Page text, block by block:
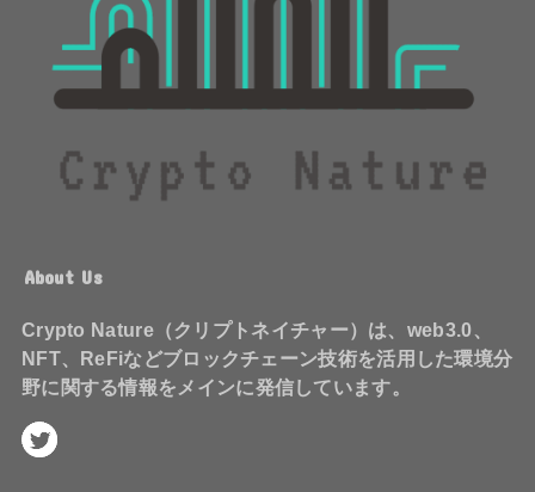
About Us
Crypto Nature（クリプトネイチャー）は、web3.0、
NFT、ReFiなどブロックチェーン技術を活用した環境分
野に関する情報をメインに発信しています。